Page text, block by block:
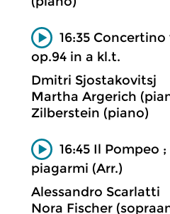
16:35
op.94 in a kl.t.
Dmitri Sjostakovitsj
Martha Argerich
Zilberstein (piano)
16:45 Il Pompeo
piagarmi (Arr.)
Alessandro Scarlatti
Nora Fischer